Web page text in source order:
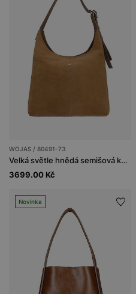
WOJAS / 80491-73
Velká světle hnědá semišová kabelka
3699.00 Kč
Novinka